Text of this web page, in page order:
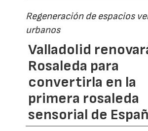
Regeneración de espacios
urbanos
Valladolid
Rosaleda para
convertirla en la
primera rosaleda
sensorial de